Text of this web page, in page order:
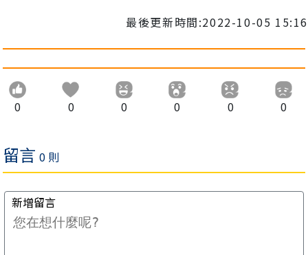
最後更新時間:2022-10-05 15:16
0 0 0 0 0 0